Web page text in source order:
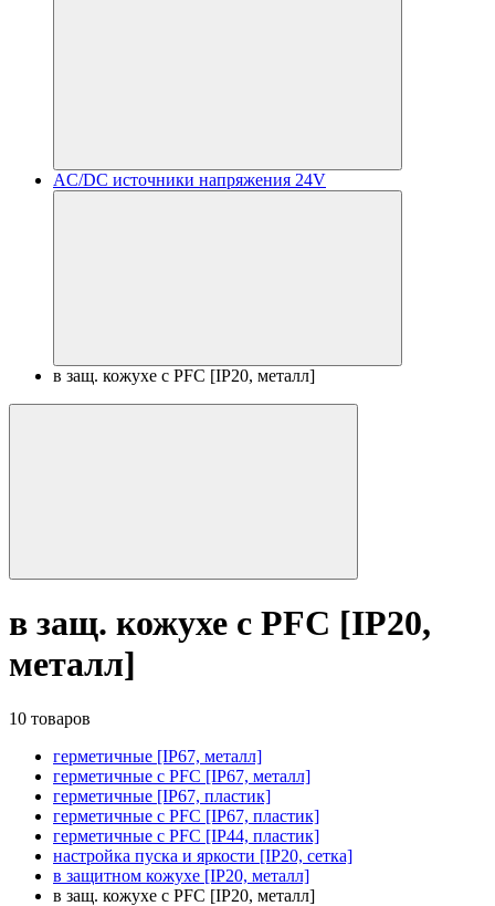
AC/DC источники напряжения 24V
в защ. кожухе с PFC [IP20, металл]
в защ. кожухе с PFC [IP20,
металл]
10 товаров
герметичные [IP67, металл]
герметичные с PFC [IP67, металл]
герметичные [IP67, пластик]
герметичные с PFC [IP67, пластик]
герметичные с PFC [IP44, пластик]
настройка пуска и яркости [IP20, сетка]
в защитном кожухе [IP20, металл]
в защ. кожухе с PFC [IP20, металл]